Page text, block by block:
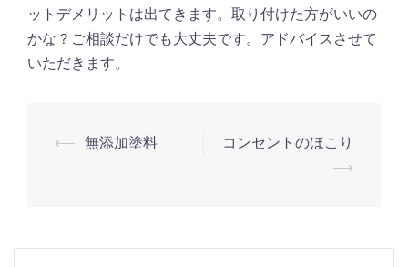
ットデメリットは出てきます。取り付けた方がいいの
かな？ご相談だけでも大丈夫です。アドバイスさせて
いただきます。
⟵ 無添加塗料
コンセントのほこり
⟶